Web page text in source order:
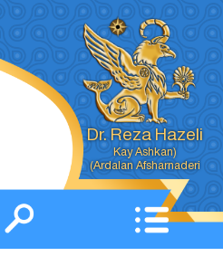
Dr. Reza Hazeli
Ardalan Afsharnaderi)